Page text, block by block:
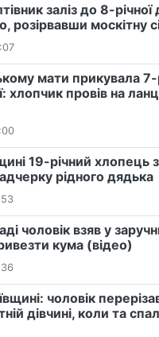
заліз до 8-річної
розірвавши москітну
мати прикувала 7-
хлопчик провів на
19-річний хлопець​
рідного дядька
чоловік взяв у
кума (відео)
чоловік
дівчині, коли та